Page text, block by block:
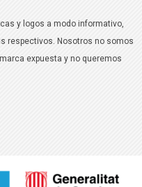
y logos a modo informativo,
respectivos. Nosotros no somos
expuesta y no queremos